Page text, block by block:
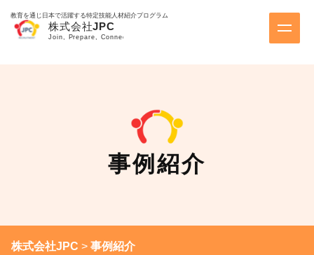
教育を通じ日本で活躍する特定技能人材紹介プログラム
事例紹介
株式会社JPC > 事例紹介